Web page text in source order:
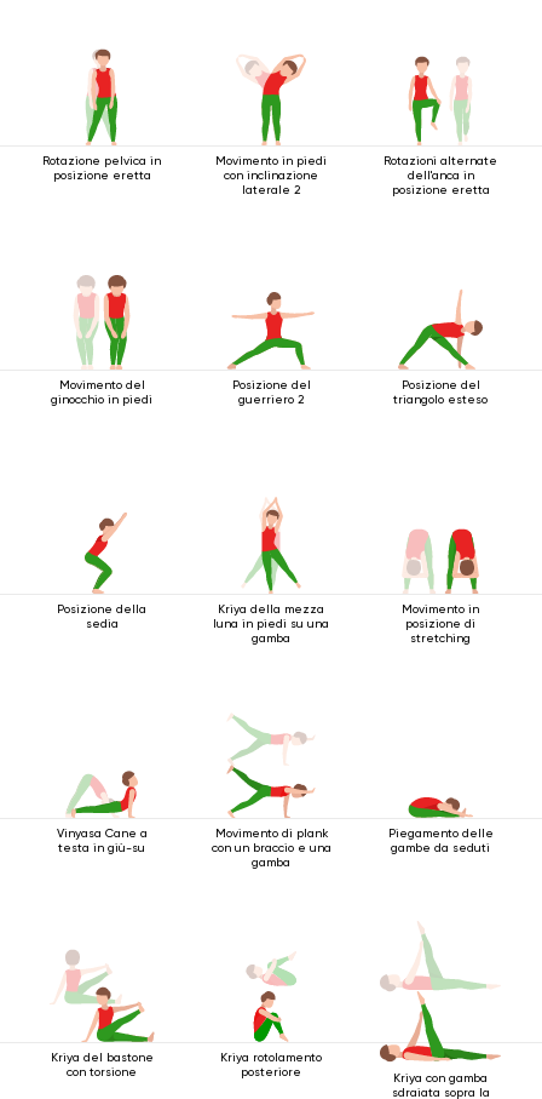
Rotazione pelvica in
posizione eretta
Movimento in piedi
con inclinazione
laterale 2
Rotazioni alternate
dell'anca in
posizione eretta
Movimento del
ginocchio in piedi
Posizione del
guerriero 2
Posizione del
triangolo esteso
Posizione della
sedia
Kriya della mezza
luna in piedi su una
gamba
Movimento in
posizione di
stretching
Vinyasa Cane a
testa in giù-su
Movimento di plank
con un braccio e una
gamba
Piegamento delle
gambe da seduti
Kriya del bastone
con torsione
Kriya rotolamento
posteriore
Kriya con gamba
sdraiata sopra la